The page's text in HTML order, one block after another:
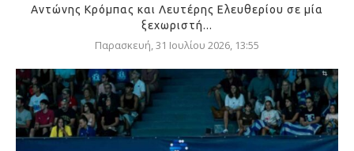
Αντώνης Κρόμπας και Λευτέρης Ελευθερίου σε μία
ξεχωριστή...
Παρασκευή, 31 Ιουλίου 2026, 13:55